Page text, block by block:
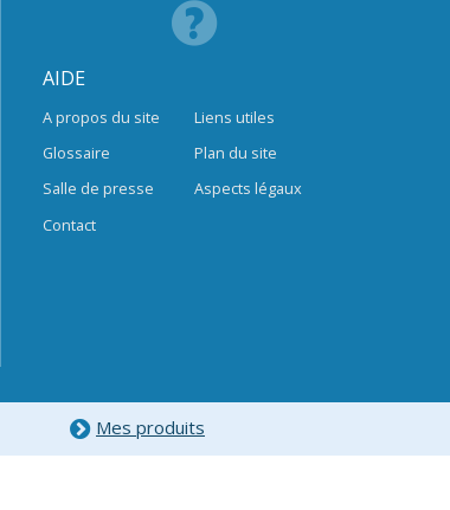
AIDE
A propos du site
Glossaire
Salle de presse
Contact
Liens utiles
Plan du site
Aspects légaux
Mes produits